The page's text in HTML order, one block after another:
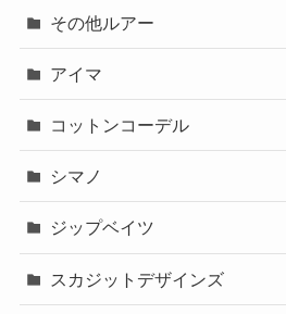
その他ルアー
アイマ
コットンコーデル
シマノ
ジップベイツ
スカジットデザインズ